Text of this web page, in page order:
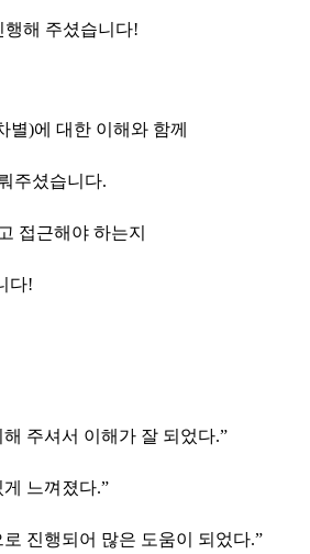
해 주셨습니다!
)에 대한 이해와 함께
주셨습니다.
접근해야 하는지
다!
주셔서 이해가 잘 되었다.”
느껴졌다.”
진행되어 많은 도움이 되었다.”